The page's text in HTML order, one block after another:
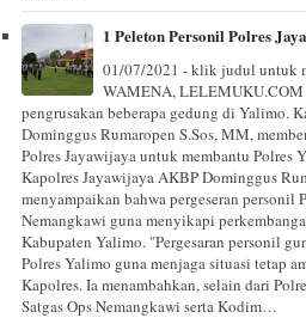
1 Peleton Personil Polres
01/07/2021 - klik judul untuk
WAMENA, LELEMUKU.COM
pengrusakan beberapa gedung di Yalimo.
Dominggus Rumaropen S.Sos, MM,
Polres Jayawijaya untuk membantu Polres
Kapolres Jayawijaya AKBP Dominggus
menyampaikan bahwa pergeseran personil
Nemangkawi guna menyikapi
Kabupaten Yalimo. "Pergesaran personil
Polres Yalimo guna menjaga situasi tetap
Kapolres. Ia menambahkan, selain dari
Satgas Ops Nemangkawi serta Kodim…